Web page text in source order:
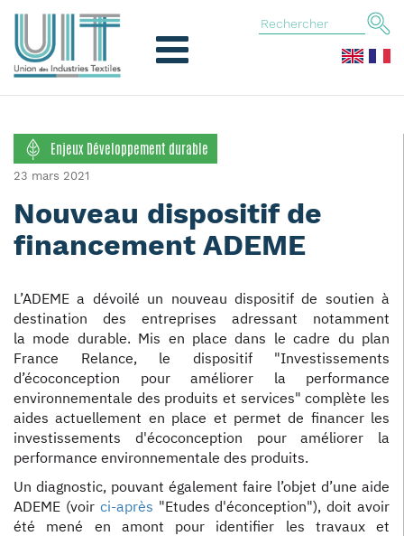
Enjeux Développement durable
23 mars 2021
Nouveau dispositif de
financement ADEME
L’ADEME a dévoilé un nouveau dispositif de soutien à
destination des entreprises adressant notamment
la mode durable. Mis en place dans le cadre du plan
France Relance, le dispositif "Investissements
d’écoconception pour améliorer la performance
environnementale des produits et services" complète les
aides actuellement en place et permet de financer les
investissements d'écoconception pour améliorer la
performance environnementale des produits.
Un diagnostic, pouvant également faire l’objet d’une aide
ADEME (voir ci-après "Etudes d'éconception"), doit avoir
été mené en amont pour identifier les travaux et